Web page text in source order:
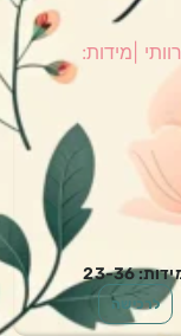
23-36
לרכישה